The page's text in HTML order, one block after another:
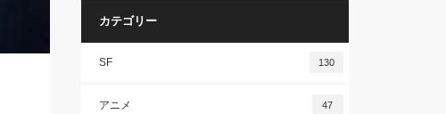
カテゴリー
SF 130
アニメ 47